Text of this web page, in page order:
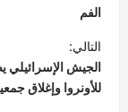
فّ
ح
ا
ل
الفم
التالي:
الجيش الإسرائيلي
للأونروا وإغلاق